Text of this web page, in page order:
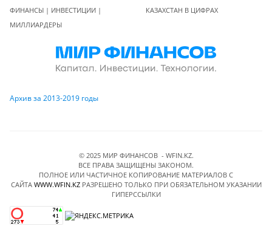
ФИНАНСЫ | ИНВЕСТИЦИИ |
МИЛЛИАРДЕРЫ
КАЗАХСТАН В ЦИФРАХ
Архив за 2013-2019 годы
© 2025 МИР ФИНАНСОВ - WFIN.KZ.
ВСЕ ПРАВА ЗАЩИЩЕНЫ ЗАКОНОМ.
ПОЛНОЕ ИЛИ ЧАСТИЧНОЕ КОПИРОВАНИЕ МАТЕРИАЛОВ C
САЙТА WWW.WFIN.KZРАЗРЕШЕНО ТОЛЬКО ПРИ ОБЯЗАТЕЛЬНОМ УКАЗАНИИ
ГИПЕРССЫЛКИ